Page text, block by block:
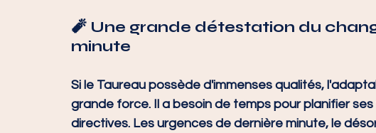
🧨 Une grande détestation du
minute
Si le Taureau possède d'immenses qualités,
grande force. Il a besoin de temps pour planifier
directives. Les urgences de dernière minute, le